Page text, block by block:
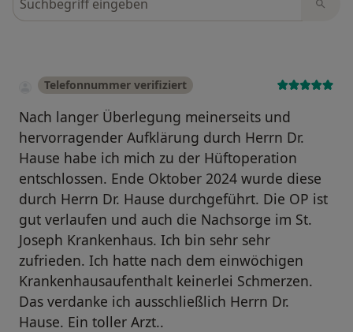
Telefonnummer verifiziert
Nach langer Überlegung meinerseits und
hervorragender Aufklärung durch Herrn Dr.
Hause habe ich mich zu der Hüftoperation
entschlossen. Ende Oktober 2024 wurde diese
durch Herrn Dr. Hause durchgeführt. Die OP ist
gut verlaufen und auch die Nachsorge im St.
Joseph Krankenhaus. Ich bin sehr sehr
zufrieden. Ich hatte nach dem einwöchigen
Krankenhausaufenthalt keinerlei Schmerzen.
Das verdanke ich ausschließlich Herrn Dr.
Hause. Ein toller Arzt..